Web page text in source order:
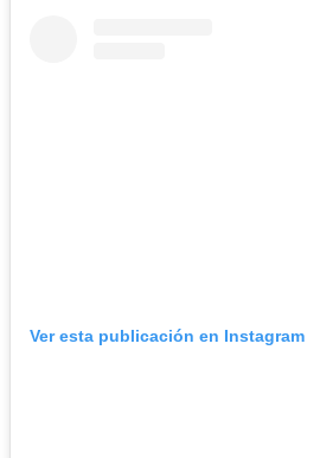
Ver esta publicación en Instagram